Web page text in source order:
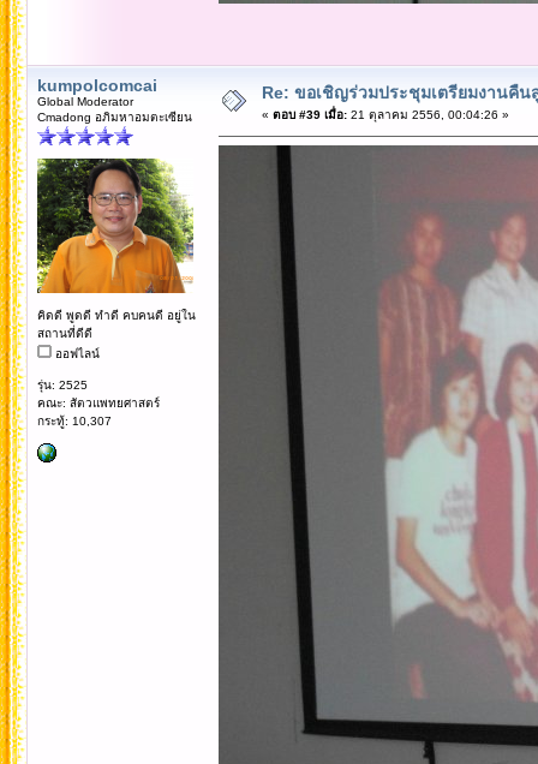
kumpolcomcai
Global Moderator
Cmadong อภิมหาอมตะเซียน
คิดดี พูดดี ทำดี คบคนดี อยู่ใน
สถานที่ดีดี
ออฟไลน์
รุ่น: 2525
คณะ: สัตวแพทยศาสตร์
กระทู้: 10,307
Re: ขอเชิญร่วมประชุมเตรียมงานคืน
« ตอบ #39 เมื่อ:21 ตุลาคม 2556, 00:04:26 »